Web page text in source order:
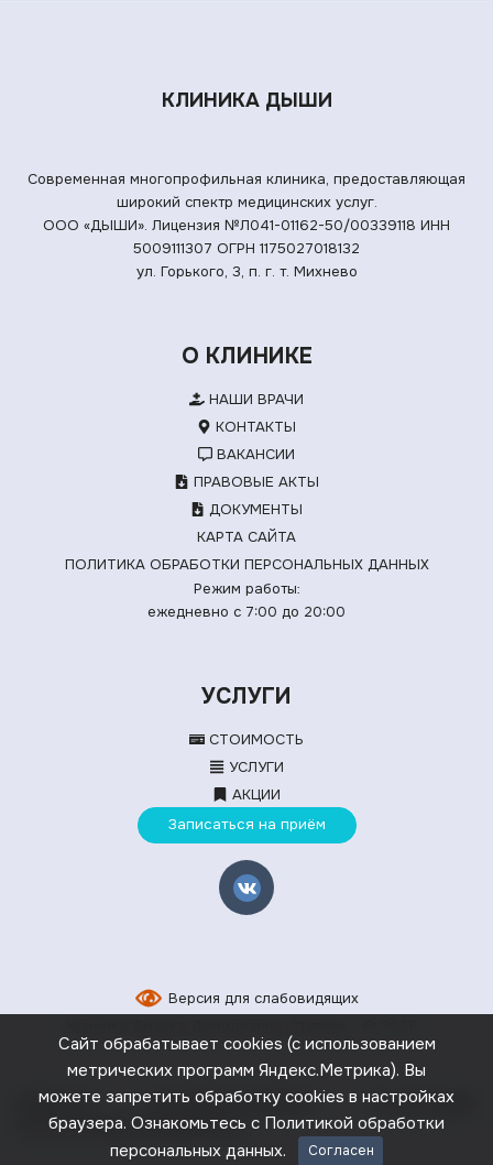
КЛИНИКА ДЫШИ
Современная многопрофильная клиника, предоставляющая
широкий спектр медицинских услуг.
ООО «ДЫШИ». Лицензия №Л041-01162-50/00339118 ИНН
5009111307 ОГРН 1175027018132
ул. Горького, 3, п. г. т. Михнево
О КЛИНИКЕ
НАШИ ВРАЧИ
КОНТАКТЫ
ВАКАНСИИ
ПРАВОВЫЕ АКТЫ
ДОКУМЕНТЫ
КАРТА САЙТА
ПОЛИТИКА ОБРАБОТКИ ПЕРСОНАЛЬНЫХ ДАННЫХ
Режим работы:
ежедневно с 7:00 до 20:00
УСЛУГИ
СТОИМОСТЬ
УСЛУГИ
АКЦИИ
Записаться на приём
Версия для слабовидящих
ИМЕЮТСЯ ПРОТИВОПОКАЗАНИЯ, НЕОБХОДИМА
КОНСУЛЬТАЦИЯ СПЕЦИАЛИСТА
Сайт обрабатывает cookies (с использованием
метрических программ Яндекс.Метрика). Вы
можете запретить обработку cookies в настройках
браузера. Ознакомьтесь с Политикой обработки
персональных данных. Согласен